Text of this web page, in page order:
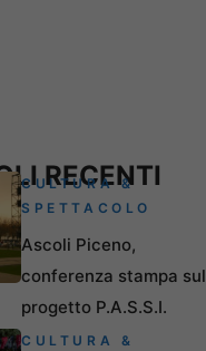
RECENTI
CULTURA &
SPETTACOLO
Ascoli Piceno,
conferenza stampa sul
progetto P.A.S.S.I.
CULTURA &